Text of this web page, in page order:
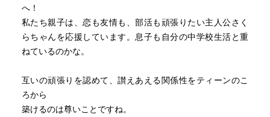
へ！
私たち親子は、恋も友情も、部活も頑張りたい主人公さく
らちゃんを応援しています。息子も自分の中学校生活と重
ねているのかな。
互いの頑張りを認めて、讃えあえる関係性をティーンのこ
ろから
築けるのは尊いことですね。